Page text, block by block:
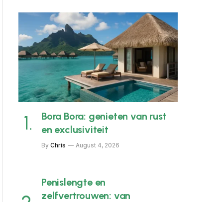
Bora Bora: genieten van rust
en exclusiviteit
By Chris August 4, 2026
Penislengte en
zelfvertrouwen: van